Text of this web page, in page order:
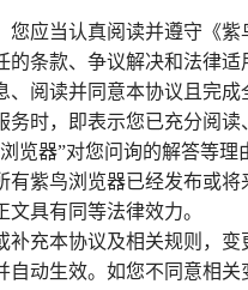
您应当认真阅读并遵守《
条款、争议解决和法律适
、阅读并同意本协议且完
时，即表示您已充分阅
览器”对您问询的解答等理
有紫鸟浏览器已经发布或
具有同等法律效力。
充本协议及相关规则，
动生效。如您不同意相